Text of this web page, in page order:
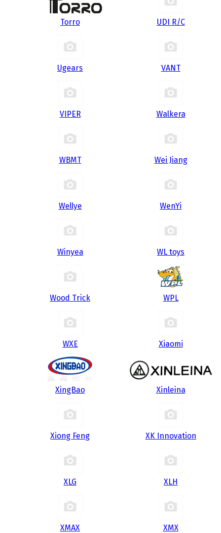
Torro UDI R/С
Ugears VANT
VIPER Walkera
WBMT Wei Jiang
Wellye WenYi
Winyea WL toys
Wood Trick WPL
WXE Xiaomi
XingBao Xinleina
Xiong Feng XK Innovation
XLG XLH
XMAX XMX